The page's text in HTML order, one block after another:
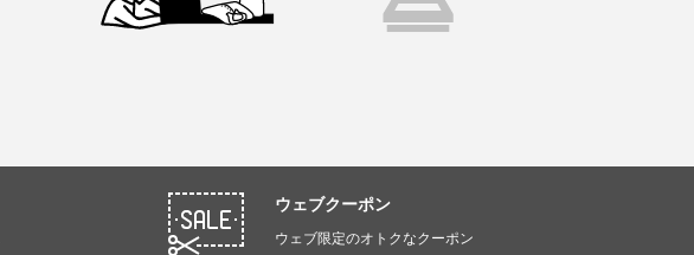
ウェブクーポン
ウェブ限定のオトクなクーポン